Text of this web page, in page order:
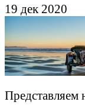
19 дек 2020